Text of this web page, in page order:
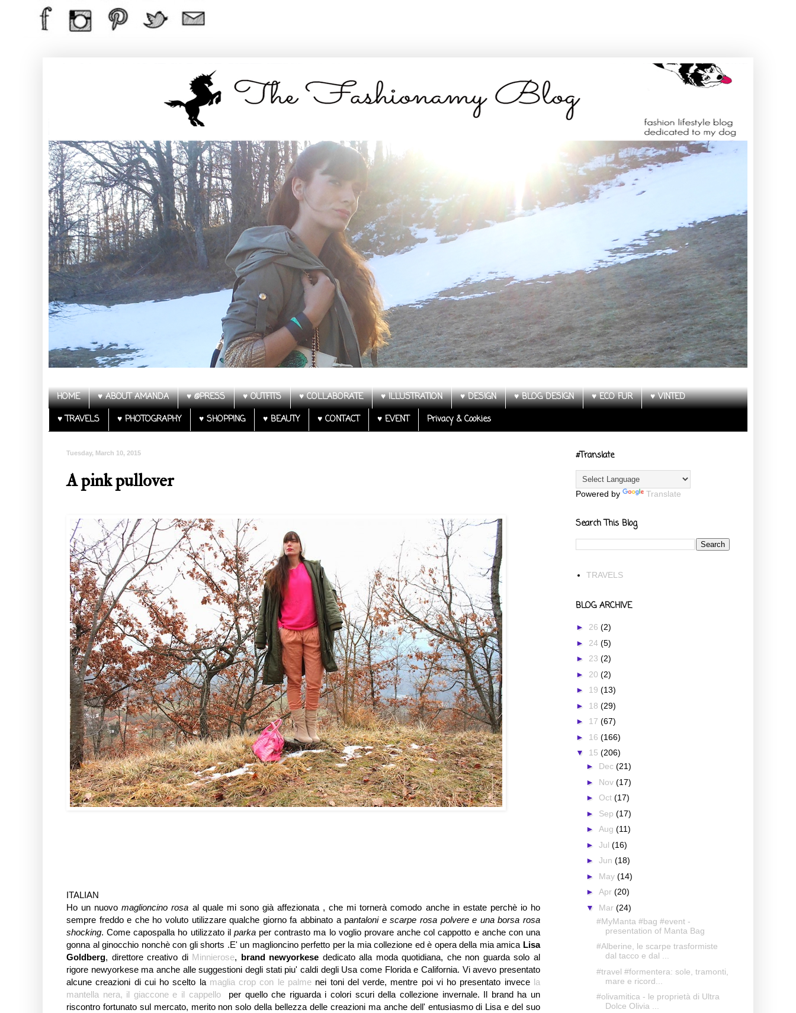
HOME ♥ ABOUT AMANDA ♥ @PRESS ♥ OUTFITS ♥ COLLABORATE ♥ ILLUSTRATION ♥ DESIGN ♥ BLOG DESIGN ♥ ECO FUR
♥ VINTED
♥ TRAVELS
♥ PHOTOGRAPHY ♥ SHOPPING ♥ BEAUTY ♥ CONTACT ♥ EVENT Privacy & Cookies
Tuesday, March 10, 2015
A pink pullover
ITALIAN
Ho un nuovomaglioncino rosa al quale mi sono già affezionata , che mi tornerà comodo anche in estate perchè io ho
sempre freddo e che ho voluto utilizzare qualche giorno fa abbinato a pantaloni e scarpe rosa polvere e una borsa rosa
shocking. Come capospalla ho utilizzato il parkaper contrasto ma lo voglio provare anche col cappotto e anche con una
gonna al ginocchio nonchè con gli shorts .E' un maglioncino perfetto per la mia collezione ed è opera della mia amica Lisa
Goldberg, direttore creativo di Minnierose, brand newyorkese dedicato alla moda quotidiana, che non guarda solo al
rigore newyorkese ma anche alle suggestioni degli stati piu' caldi degli Usa come Florida e California. Vi avevo presentato
alcune creazioni di cui ho scelto la maglia crop con le palme nei toni del verde, mentre poi vi ho presentato invece la
mantella nera, il giaccone e il cappello
per quello che riguarda i colori scuri della collezione invernale. Il brand ha un
riscontro fortunato sul mercato, merito non solo della bellezza delle creazioni ma anche dell' entusiasmo di Lisa e del suo
#Translate
Powered by Translate
Search This Blog
TRAVELS
BLOG ARCHIVE
► 26 (2)
► 24 (5)
► 23 (2)
► 20 (2)
► 19 (13)
► 18 (29)
► 17 (67)
► 16 (166)
▼ 15 (206)
► Dec (21)
► Nov (17)
► Oct (17)
► Sep (17)
► Aug (11)
► Jul (16)
► Jun (18)
► May (14)
► Apr (20)
▼ Mar (24)
#MyManta #bag #event -
presentation of Manta Bag
#Alberine, le scarpe trasformiste
dal tacco e dal ...
#travel #formentera: sole, tramonti,
mare e ricord...
#olivamitica - le proprietà di Ultra
Dolce Olivia ...